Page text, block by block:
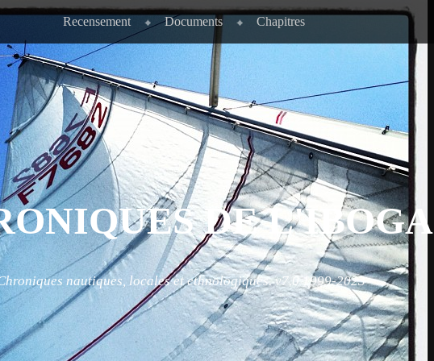
Recensement Documents Chapitres
DE L'IBOGA
nautiques, locales et ethnologiques. v7.0 1999-2023